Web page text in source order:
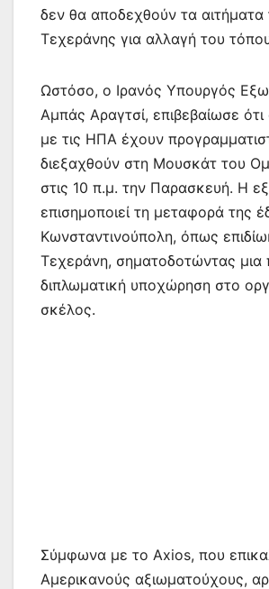
δεν θα αποδεχθούν τα αιτήματα
Τεχεράνης για αλλαγή του
Ωστόσο, ο Ιρανός Υπουργός
Αμπάς Αραγτσί, επιβεβαίωσε ότι
με τις ΗΠΑ έχουν
διεξαχθούν στη Μουσκάτ του
στις 10 π.μ. την Παρασκευή. Η
επισημοποιεί τη μεταφορά της
Κωνσταντινούπολη, όπως
Τεχεράνη, σηματοδοτώντας μια
διπλωματική υποχώρηση στο
σκέλος.
Σύμφωνα με το Axios, που
Αμερικανούς αξιωματούχους,